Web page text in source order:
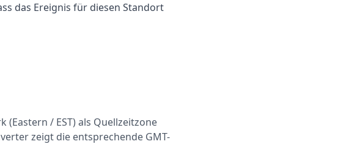
das Ereignis für diesen Standort
(Eastern / EST) als Quellzeitzone
zeigt die entsprechende GMT-